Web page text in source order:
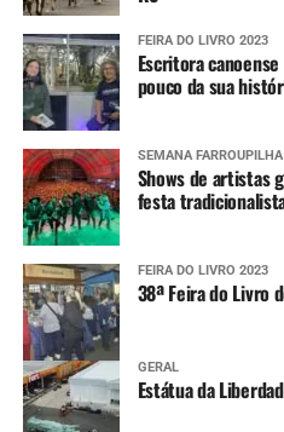
FEIRA DO LIVRO 2023
Escritora
pouco da sua
SEMANA
Shows de artistas
festa
FEIRA DO LIVRO 2023
38ª Feira do Livro
GERAL
Estátua da